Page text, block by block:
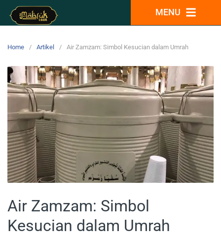
MENU
Home Artikel Air Zamzam: Simbol Kesucian dalam Umrah
Air Zamzam: Simbol
Kesucian dalam Umrah